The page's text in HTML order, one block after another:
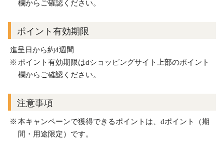
欄からご確認ください。
ポイント有効期限
進呈日から約4週間
ポイント有効期限はdショッピングサイト上部のポイント
欄からご確認ください。
注意事項
本キャンペーンで獲得できるポイントは、dポイント（期
間・用途限定）です。